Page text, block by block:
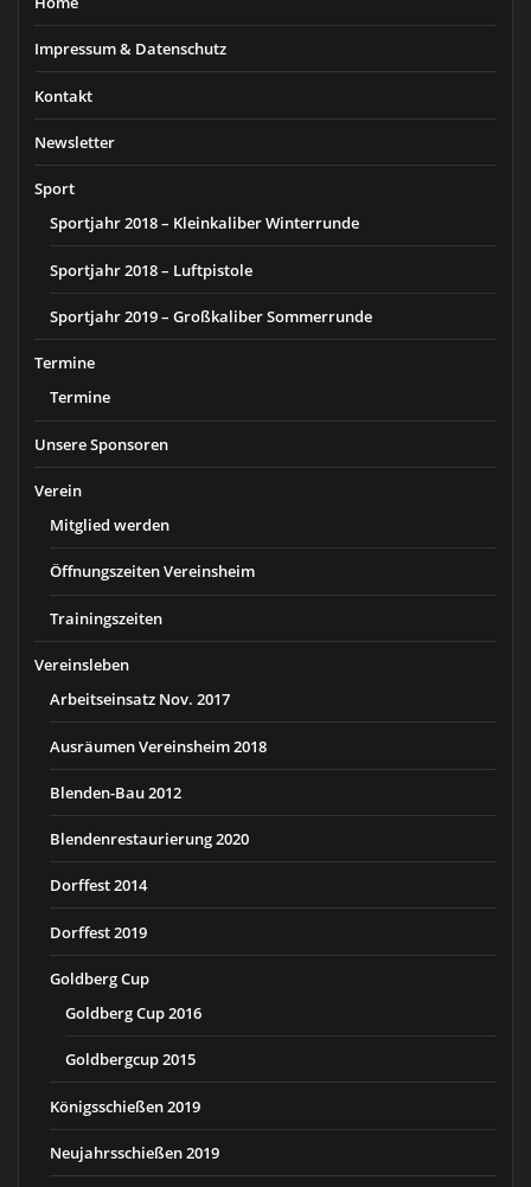
Impressum & Datenschutz
Kontakt
Newsletter
Sport
Sportjahr 2018 – Kleinkaliber Winterrunde
Sportjahr 2018 – Luftpistole
Sportjahr 2019 – Großkaliber Sommerrunde
Termine
Termine
Unsere Sponsoren
Verein
Mitglied werden
Öffnungszeiten Vereinsheim
Trainingszeiten
Vereinsleben
Arbeitseinsatz Nov. 2017
Ausräumen Vereinsheim 2018
Blenden-Bau 2012
Blendenrestaurierung 2020
Dorffest 2014
Dorffest 2019
Goldberg Cup
Goldberg Cup 2016
Goldbergcup 2015
Königsschießen 2019
Neujahrsschießen 2019